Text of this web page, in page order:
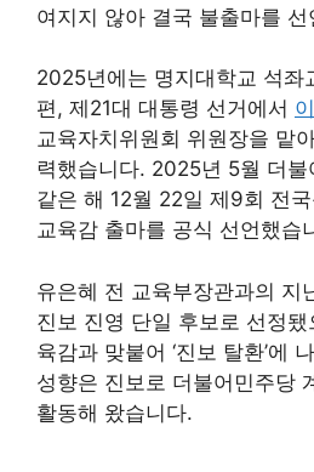
여지지 않아 결국 불출마를 선
2025년에는 명지대학교 석좌
편, 제21대 대통령 선거에서
교육자치위원회 위원장을 맡
력했습니다. 2025년 5월 더
같은 해 12월 22일 제9회 전
교육감 출마를 공식 선언했습
유은혜 전 교육부장관과의 지
진보 진영 단일 후보로 선정
육감과 맞붙어 ‘진보 탈환’에
성향은 진보로 더불어민주당
활동해 왔습니다.